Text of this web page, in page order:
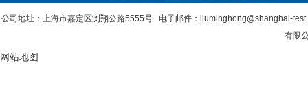
公司地址：上海市嘉定区浏翔公路5555号 电子邮件：liuminghong@shanghai-
有限公
网站地图